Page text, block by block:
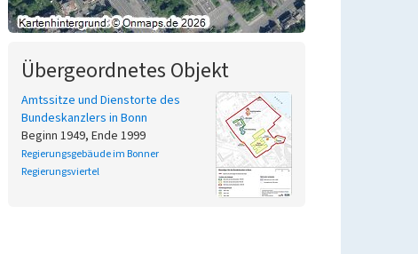
Übergeordnetes Objekt
Amtssitze und Dienstorte des
Bundeskanzlers in Bonn
Beginn 1949, Ende 1999
Regierungsgebäude im Bonner
Regierungsviertel